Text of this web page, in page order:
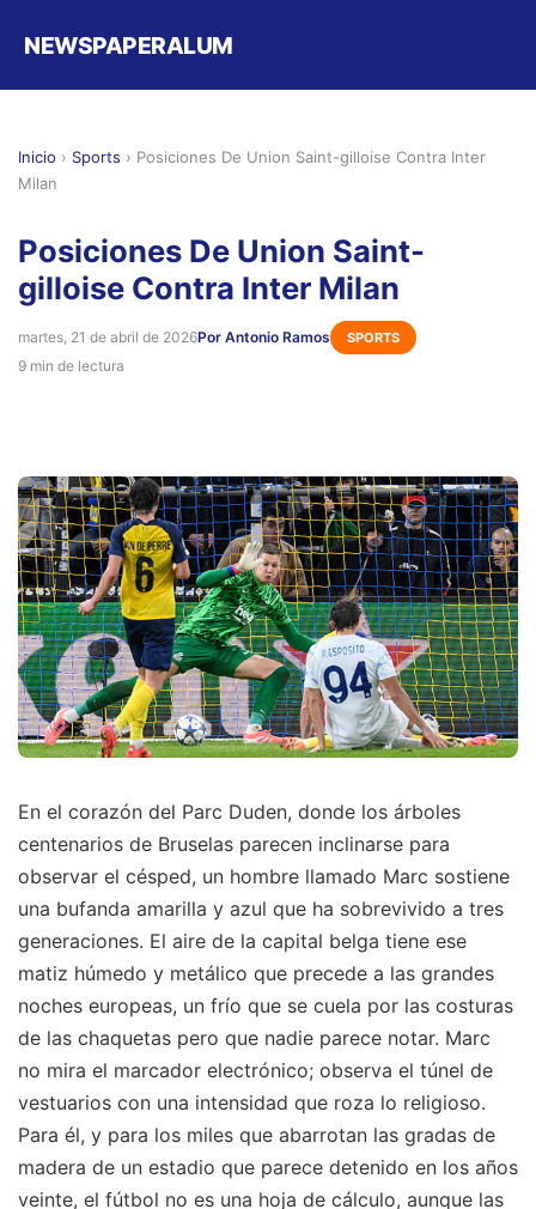
NEWSPAPERALUM
Inicio › Sports › Posiciones De Union Saint-gilloise Contra Inter
Milan
Posiciones De Union Saint-
gilloise Contra Inter Milan
martes, 21 de abril de 2026Por Antonio Ramos SPORTS
9 min de lectura
En el corazón del Parc Duden, donde los árboles
centenarios de Bruselas parecen inclinarse para
observar el césped, un hombre llamado Marc sostiene
una bufanda amarilla y azul que ha sobrevivido a tres
generaciones. El aire de la capital belga tiene ese
matiz húmedo y metálico que precede a las grandes
noches europeas, un frío que se cuela por las costuras
de las chaquetas pero que nadie parece notar. Marc
no mira el marcador electrónico; observa el túnel de
vestuarios con una intensidad que roza lo religioso.
Para él, y para los miles que abarrotan las gradas de
madera de un estadio que parece detenido en los años
veinte, el fútbol no es una hoja de cálculo, aunque las